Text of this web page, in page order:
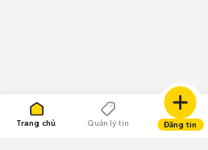
Trang chủ Quản lý tin Đăng tin